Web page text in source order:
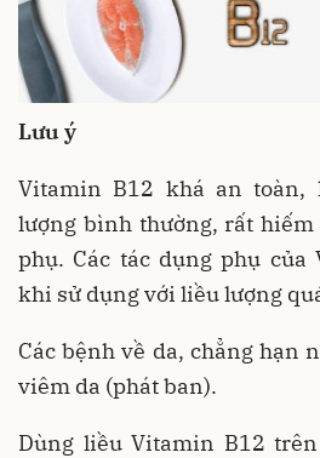
Lưu ý
Vitamin B12 khá an
lượng bình thường, rất
phụ. Các tác dụng phụ
khi sử dụng với liều lượng
Các bệnh về da, chẳng hạn
viêm da (phát ban).
Dùng liều Vitamin B12